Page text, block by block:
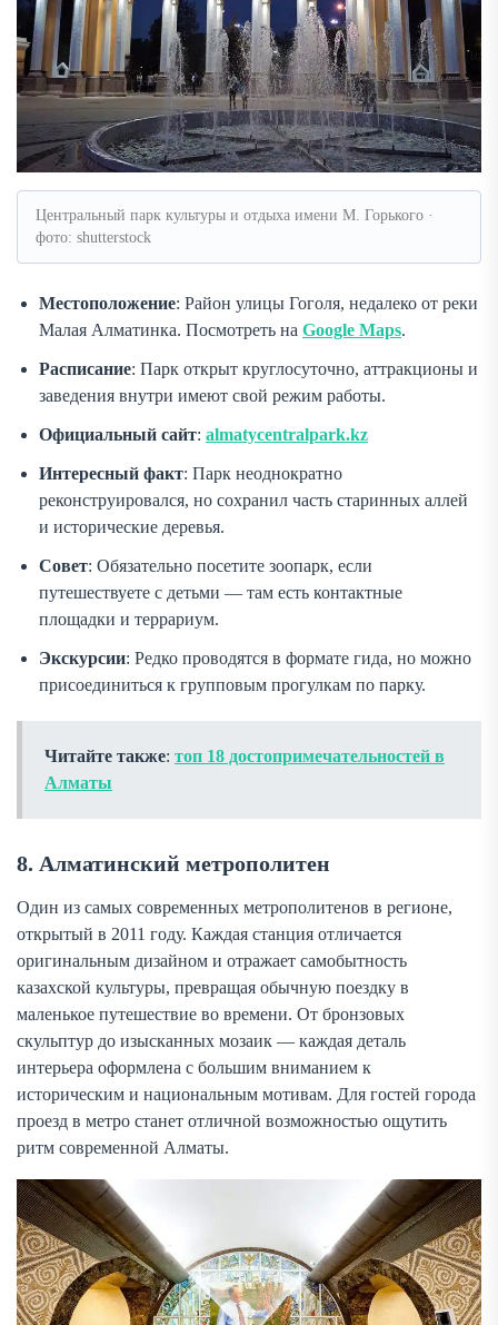
Центральный парк культуры и отдыха имени М. Горького ·
фото: shutterstock
Местоположение: Район улицы Гоголя, недалеко от реки
Малая Алматинка. Посмотреть на Google Maps.
Расписание: Парк открыт круглосуточно, аттракционы и
заведения внутри имеют свой режим работы.
Официальный сайт: almatycentralpark.kz
Интересный факт: Парк неоднократно
реконструировался, но сохранил часть старинных аллей
и исторические деревья.
Совет: Обязательно посетите зоопарк, если
путешествуете с детьми — там есть контактные
площадки и террариум.
Экскурсии: Редко проводятся в формате гида, но можно
присоединиться к групповым прогулкам по парку.
Читайте также: топ 18 достопримечательностей в
Алматы
8. Алматинский метрополитен
Один из самых современных метрополитенов в регионе,
открытый в 2011 году. Каждая станция отличается
оригинальным дизайном и отражает самобытность
казахской культуры, превращая обычную поездку в
маленькое путешествие во времени. От бронзовых
скульптур до изысканных мозаик — каждая деталь
интерьера оформлена с большим вниманием к
историческим и национальным мотивам. Для гостей города
проезд в метро станет отличной возможностью ощутить
ритм современной Алматы.